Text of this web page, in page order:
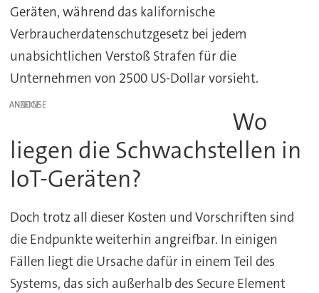
Geräten, während das kalifornische
Verbraucherdatenschutzgesetz bei jedem
unabsichtlichen Verstoß Strafen für die
Unternehmen von 2500 US-Dollar vorsieht.
ANZEIGE
Wo
liegen die Schwachstellen in
IoT-Geräten?
Doch trotz all dieser Kosten und Vorschriften sind
die Endpunkte weiterhin angreifbar. In einigen
Fällen liegt die Ursache dafür in einem Teil des
Systems, das sich außerhalb des Secure Element